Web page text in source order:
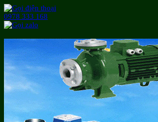
0978 333 168